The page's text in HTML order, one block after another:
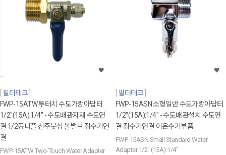
필터테크
FWP-15ATW 투터치 수도가랑아답터
1/2"(15A):1/4" - 수도배관자재 수도연
결 1/2동니플 신주붓싱 볼밸브 정수기연
결
FWP-15ATW Two-Touch Water Adapter
필터테크
FWP-15ASN 소형일반 수도가랑아답터
1/2"(15A):1/4" - 수도배관설치 수도연
결 정수기연결 이온수기부품
FWP-15ASN Small Standard Water
Adapter 1/2" (15A):1/4"